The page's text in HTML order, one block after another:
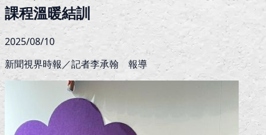
課程溫暖結訓
2025/08/10
新聞視界時報／記者李承翰 報導